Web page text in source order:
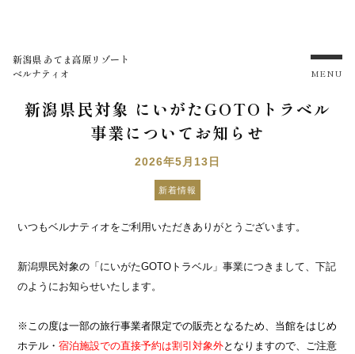
新潟県 あてま高原リゾート
ベルナティオ
MENU
新潟県民対象 にいがたGOTOトラベル
事業についてお知らせ
2026年5月13日
新着情報
いつもベルナティオをご利用いただきありがとうございます。
新潟県民対象の「にいがたGOTOトラベル」事業につきまして、下記
のようにお知らせいたします。
※この度は一部の旅行事業者限定での販売となるため、当館をはじめ
ホテル・宿泊施設での直接予約は割引対象外となりますので、ご注意